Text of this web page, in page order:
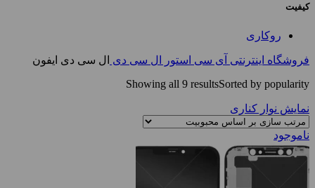
کیفیت
روکاری
فروشگاه اینترنتی آی سی استور ال سی دی
ال سی دی ایفون
Showing all 9 resultsSorted by popularity
نمایش نوار کناری
ناموجود